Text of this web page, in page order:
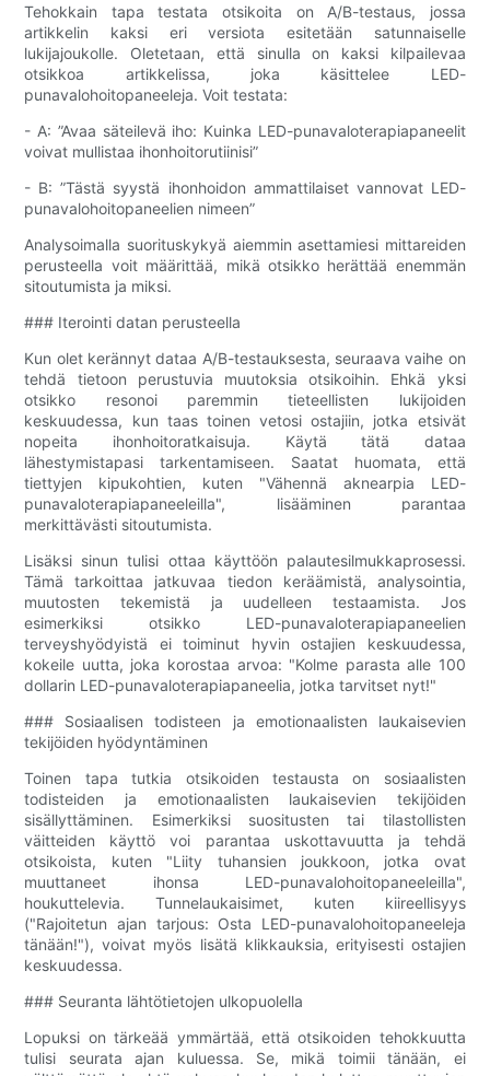
Tehokkain tapa testata otsikoita on A/B-testaus, jossa
artikkelin kaksi eri versiota esitetään satunnaiselle
lukijajoukolle. Oletetaan, että sinulla on kaksi kilpailevaa
otsikkoa artikkelissa, joka käsittelee LED-
punavalohoitopaneeleja. Voit testata:
- A: ”Avaa säteilevä iho: Kuinka LED-punavaloterapiapaneelit
voivat mullistaa ihonhoitorutiinisi”
- B: ”Tästä syystä ihonhoidon ammattilaiset vannovat LED-
punavalohoitopaneelien nimeen”
Analysoimalla suorituskykyä aiemmin asettamiesi mittareiden
perusteella voit määrittää, mikä otsikko herättää enemmän
sitoutumista ja miksi.
### Iterointi datan perusteella
Kun olet kerännyt dataa A/B-testauksesta, seuraava vaihe on
tehdä tietoon perustuvia muutoksia otsikoihin. Ehkä yksi
otsikko resonoi paremmin tieteellisten lukijoiden
keskuudessa, kun taas toinen vetosi ostajiin, jotka etsivät
nopeita ihonhoitoratkaisuja. Käytä tätä dataa
lähestymistapasi tarkentamiseen. Saatat huomata, että
tiettyjen kipukohtien, kuten "Vähennä aknearpia LED-
punavaloterapiapaneeleilla", lisääminen parantaa
merkittävästi sitoutumista.
Lisäksi sinun tulisi ottaa käyttöön palautesilmukkaprosessi.
Tämä tarkoittaa jatkuvaa tiedon keräämistä, analysointia,
muutosten tekemistä ja uudelleen testaamista. Jos
esimerkiksi otsikko LED-punavaloterapiapaneelien
terveyshyödyistä ei toiminut hyvin ostajien keskuudessa,
kokeile uutta, joka korostaa arvoa: "Kolme parasta alle 100
dollarin LED-punavaloterapiapaneelia, jotka tarvitset nyt!"
### Sosiaalisen todisteen ja emotionaalisten laukaisevien
tekijöiden hyödyntäminen
Toinen tapa tutkia otsikoiden testausta on sosiaalisten
todisteiden ja emotionaalisten laukaisevien tekijöiden
sisällyttäminen. Esimerkiksi suositusten tai tilastollisten
väitteiden käyttö voi parantaa uskottavuutta ja tehdä
otsikoista, kuten "Liity tuhansien joukkoon, jotka ovat
muuttaneet ihonsa LED-punavalohoitopaneeleilla",
houkuttelevia. Tunnelaukaisimet, kuten kiireellisyys
("Rajoitetun ajan tarjous: Osta LED-punavalohoitopaneeleja
tänään!"), voivat myös lisätä klikkauksia, erityisesti ostajien
keskuudessa.
### Seuranta lähtötietojen ulkopuolella
Lopuksi on tärkeää ymmärtää, että otsikoiden tehokkuutta
tulisi seurata ajan kuluessa. Se, mikä toimii tänään, ei